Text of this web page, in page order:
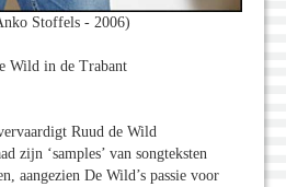
Stoffels - 2006)
Wild in de Trabant
Ruud de Wild
zijn ‘samples’ van songteksten
aangezien De Wild’s passie voor